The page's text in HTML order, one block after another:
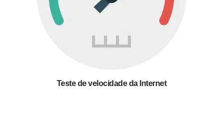
Teste de velocidade da Internet